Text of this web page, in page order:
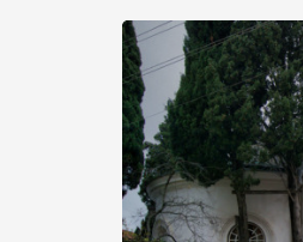
Херсонесі
християнином. А
Херсонесу